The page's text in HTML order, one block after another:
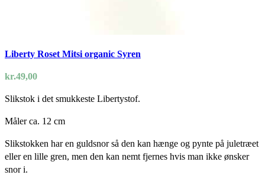
Liberty Roset Mitsi organic Syren
kr.49,00
Slikstok i det smukkeste Libertystof.
Måler ca. 12 cm
Slikstokken har en guldsnor så den kan hænge og pynte på juletræet
eller en lille gren, men den kan nemt fjernes hvis man ikke ønsker
snor i.